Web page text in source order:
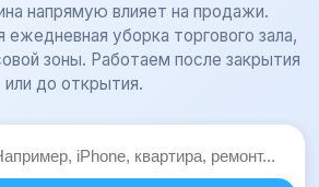
напрямую влияет на продажи.
ежедневная уборка торгового зала,
зоны. Работаем после закрытия
или до открытия.